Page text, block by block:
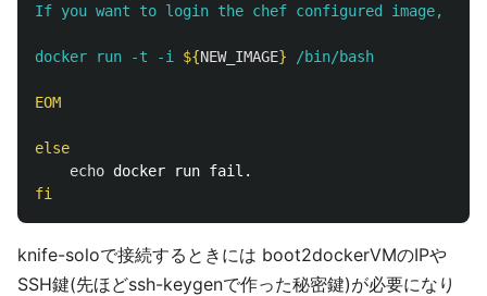
If you want to login the chef configured image,
docker run -t -i ${NEW_IMAGE}
EOM
else
echo
fi
knife-soloで接続するときには boot2dockerVMのIPや
SSH鍵(先ほどssh-keygenで作った秘密鍵)が必要になり